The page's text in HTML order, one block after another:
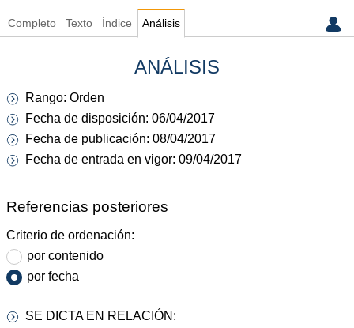
Completo Texto Índice Análisis
ANÁLISIS
Rango: Orden
Fecha de disposición: 06/04/2017
Fecha de publicación: 08/04/2017
Fecha de entrada en vigor: 09/04/2017
Referencias posteriores
Criterio de ordenación:
por contenido
por fecha
SE DICTA EN RELACIÓN: